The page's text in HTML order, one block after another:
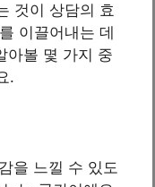
것이 상담의 효
이끌어내는 데
아볼 몇 가지 중
.
을 느낄 수 있도